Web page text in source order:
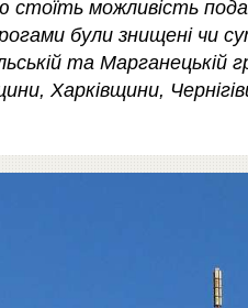
стоїть можливість
були знищені чи
та Марганецькій
Харківщини,